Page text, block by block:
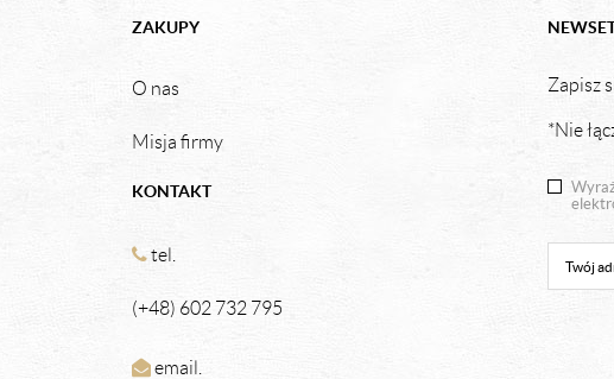
Zapisz
*Nie
ZAKUPY
O nas
Misja firmy
KONTAKT
tel.
(+48) 602 732 795
email.